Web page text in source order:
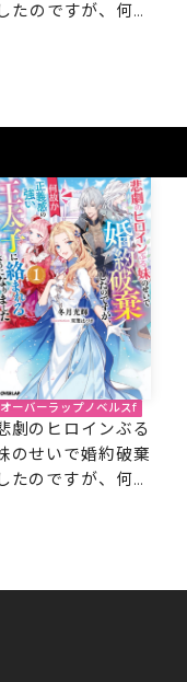
たのですが、何故
オーバーラップノベルスf
劇のヒロインぶる
のせいで婚約破棄
たのですが、何故